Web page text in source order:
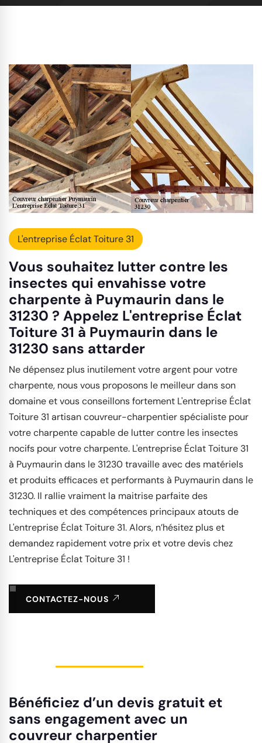
L'entreprise Éclat Toiture 31
Vous souhaitez lutter contre les
insectes qui envahisse votre
charpente à Puymaurin dans le
31230 ? Appelez L'entreprise Éclat
Toiture 31 à Puymaurin dans le
31230 sans attarder
Ne dépensez plus inutilement votre argent pour votre
charpente, nous vous proposons le meilleur dans son
domaine et vous conseillons fortement L'entreprise Éclat
Toiture 31 artisan couvreur-charpentier spécialiste pour
votre charpente capable de lutter contre les insectes
nocifs pour votre charpente. L'entreprise Éclat Toiture 31
à Puymaurin dans le 31230 travaille avec des matériels
et produits efficaces et performants à Puymaurin dans le
31230. Il rallie vraiment la maitrise parfaite des
techniques et des compétences principaux atouts de
L'entreprise Éclat Toiture 31. Alors, n’hésitez plus et
demandez rapidement votre prix et votre devis chez
L'entreprise Éclat Toiture 31 !
CONTACTEZ-NOUS
Bénéficiez d’un devis gratuit et
sans engagement avec un
couvreur charpentier